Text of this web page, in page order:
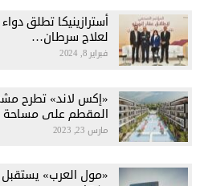
لعلاج سرطان…
فبراير 8, 2024
«إكس لاند» تطرح
المقطم على مساحة 10…
مارس 23, 2023
«مول العرب» يستقبل